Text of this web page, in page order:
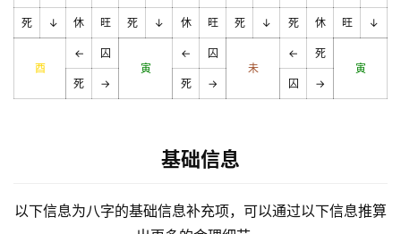
死 ↓ 休 旺 死 ↓ 休 旺 死 ↓ 死 休 旺 ↓
酉
←
囚
寅
←
囚
未
←
死
寅
死
→ 死 → 囚 →
基础信息
以下信息为八字的基础信息补充项，可以通过以下信息推算